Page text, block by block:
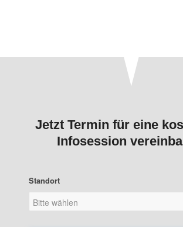
Jetzt Termin für eine
Infosession
Standort